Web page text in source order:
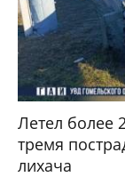
Летел более
тремя
лихача